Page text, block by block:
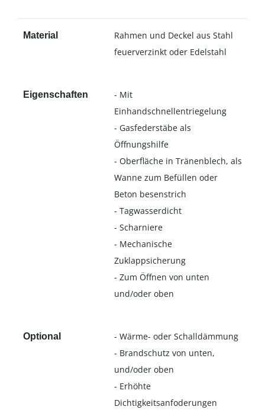
Material
Rahmen und Deckel aus Stahl
feuerverzinkt oder Edelstahl
Eigenschaften
- Mit
Einhandschnellentriegelung
- Gasfederstäbe als
Öffnungshilfe
- Oberfläche in Tränenblech, als
Wanne zum Befüllen oder
Beton besenstrich
- Tagwasserdicht
- Scharniere
- Mechanische
Zuklappsicherung
- Zum Öffnen von unten
und/oder oben
Optional
- Wärme- oder Schalldämmung
- Brandschutz von unten,
und/oder oben
- Erhöhte
Dichtigkeitsanfoderungen